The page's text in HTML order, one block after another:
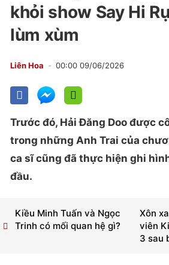
khỏi show Say Hi
lùm xùm
Liên Hoa 00:00 09/06/2026
Trước đó, Hải Đăng Doo được
trong những Anh Trai của
ca sĩ cũng đã thực hiện ghi
đầu.
Xôn
viên
3 sau
Kiều Minh Tuấn và Ngọc
Trinh có mối quan hệ gì?